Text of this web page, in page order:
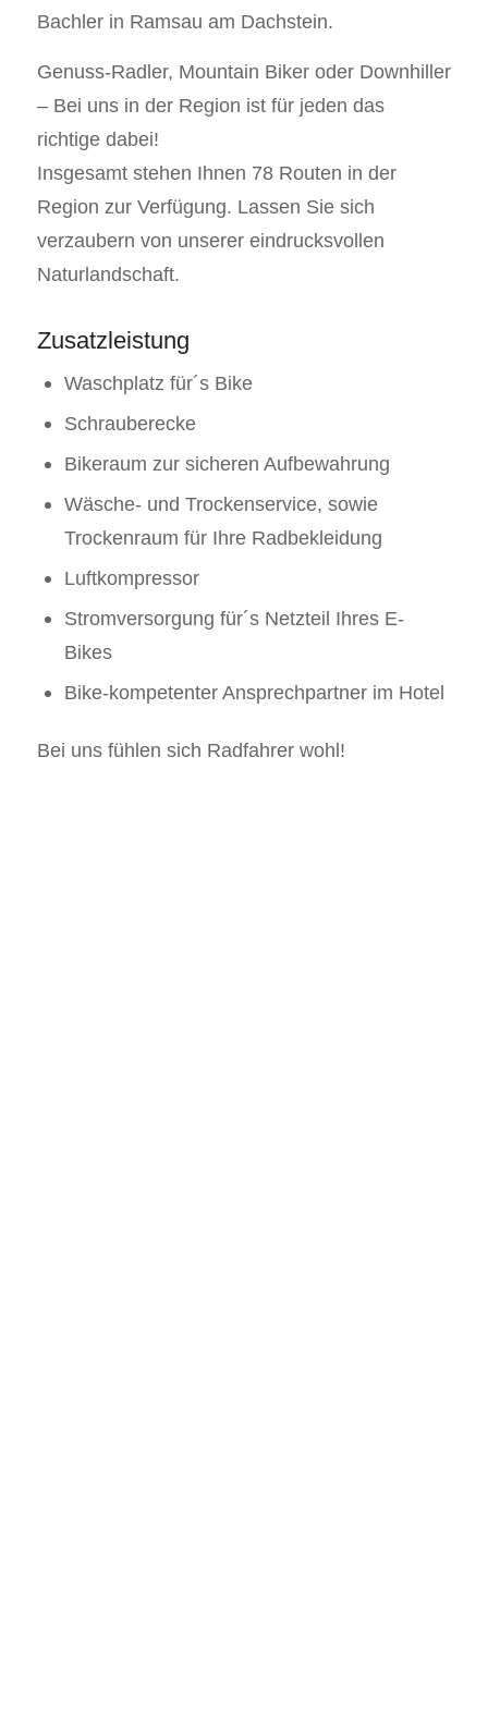
Bachler in Ramsau am Dachstein.
Genuss-Radler, Mountain Biker oder Downhiller
– Bei uns in der Region ist für jeden das
richtige dabei!
Insgesamt stehen Ihnen 78 Routen in der
Region zur Verfügung. Lassen Sie sich
verzaubern von unserer eindrucksvollen
Naturlandschaft.
Zusatzleistung
Waschplatz für´s Bike
Schrauberecke
Bikeraum zur sicheren Aufbewahrung
Wäsche- und Trockenservice, sowie
Trockenraum für Ihre Radbekleidung
Luftkompressor
Stromversorgung für´s Netzteil Ihres E-
Bikes
Bike-kompetenter Ansprechpartner im Hotel
Bei uns fühlen sich Radfahrer wohl!